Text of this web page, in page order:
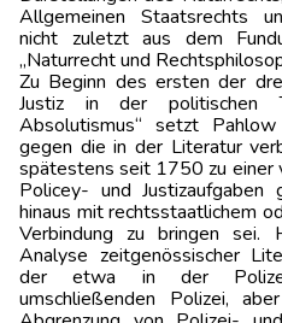
Allgemeinen Staatsrechts
nicht zuletzt aus dem
„Naturrecht und
Zu Beginn des ersten der
Justiz in der politischen
Absolutismus“ setzt
gegen die in der Literatur
spätestens seit 1750 zu einer
Policey- und Justizaufgaben
hinaus mit rechtsstaatlichem
Verbindung zu bringen
Analyse zeitgenössischer
der etwa in der
umschließenden Polizei,